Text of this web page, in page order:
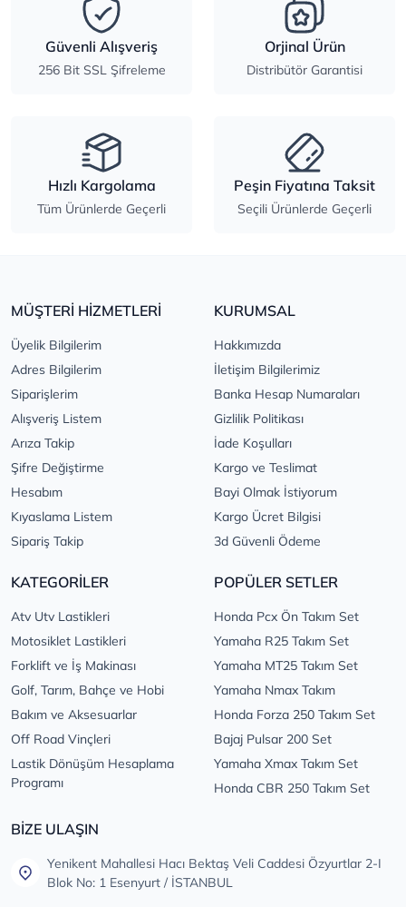
Güvenli Alışveriş
256 Bit SSL Şifreleme
Orjinal Ürün
Distribütör Garantisi
Hızlı Kargolama
Tüm Ürünlerde Geçerli
Peşin Fiyatına Taksit
Seçili Ürünlerde Geçerli
MÜŞTERİ HİZMETLERİ
Üyelik Bilgilerim
Adres Bilgilerim
Siparişlerim
Alışveriş Listem
Arıza Takip
Şifre Değiştirme
Hesabım
Kıyaslama Listem
Sipariş Takip
KURUMSAL
Hakkımızda
İletişim Bilgilerimiz
Banka Hesap Numaraları
Gizlilik Politikası
İade Koşulları
Kargo ve Teslimat
Bayi Olmak İstiyorum
Kargo Ücret Bilgisi
3d Güvenli Ödeme
KATEGORİLER
Atv Utv Lastikleri
Motosiklet Lastikleri
Forklift ve İş Makinası
Golf, Tarım, Bahçe ve Hobi
Bakım ve Aksesuarlar
Off Road Vinçleri
Lastik Dönüşüm Hesaplama
Programı
POPÜLER SETLER
Honda Pcx Ön Takım Set
Yamaha R25 Takım Set
Yamaha MT25 Takım Set
Yamaha Nmax Takım
Honda Forza 250 Takım Set
Bajaj Pulsar 200 Set
Yamaha Xmax Takım Set
Honda CBR 250 Takım Set
BİZE ULAŞIN
Yenikent Mahallesi Hacı Bektaş Veli Caddesi Özyurtlar 2-I
Blok No: 1 Esenyurt / İSTANBUL